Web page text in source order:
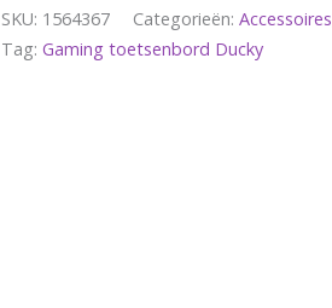
SKU: 1564367 Categorieën:Accessoires
Tag:Gaming toetsenbord Ducky